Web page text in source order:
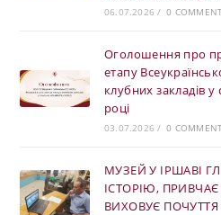
06.07.2026 / 0
Оголошення про
етапу
клубних закладів у
році
03.07.2026 / 0
МУЗЕЙ У ІРШАВІ
ІСТОРІЮ,
ВИХОВУЄ